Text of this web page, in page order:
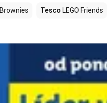
Brownies Tesco LEGO Friends